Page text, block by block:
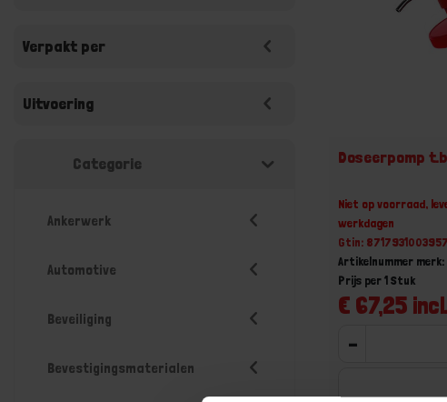
Verpakt per
Uitvoering
Categorie
Ankerwerk
Automotive
Beveiliging
Bevestigingsmaterialen
Doseerpomp
Niet op voorraad,
werkdagen
Gtin: 8717931003957
Artikelnummer merk:
€ 67,25 incl.
Prijs per 1 Stuk
-